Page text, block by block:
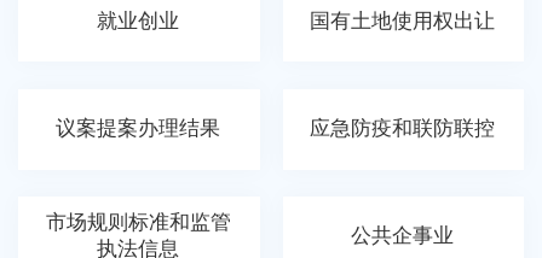
就业创业 国有土地使用权出让
议案提案办理结果 应急防疫和联防联控
市场规则标准和监管
执法信息
公共企事业